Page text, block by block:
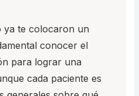
ya te colocaron un
conocer el
para lograr una
cada paciente es